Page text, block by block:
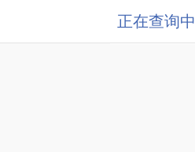
正在查询中